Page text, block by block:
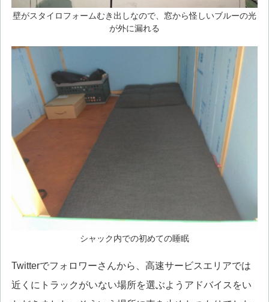
壁がスタイロフォームむき出しなので、窓から怪しいブルーの光
が外に漏れる
シャック内での初めての睡眠
Twitterでフォロワーさんから、高速サービスエリアでは
近くにトラックがいない場所を選ぶようアドバイスをい